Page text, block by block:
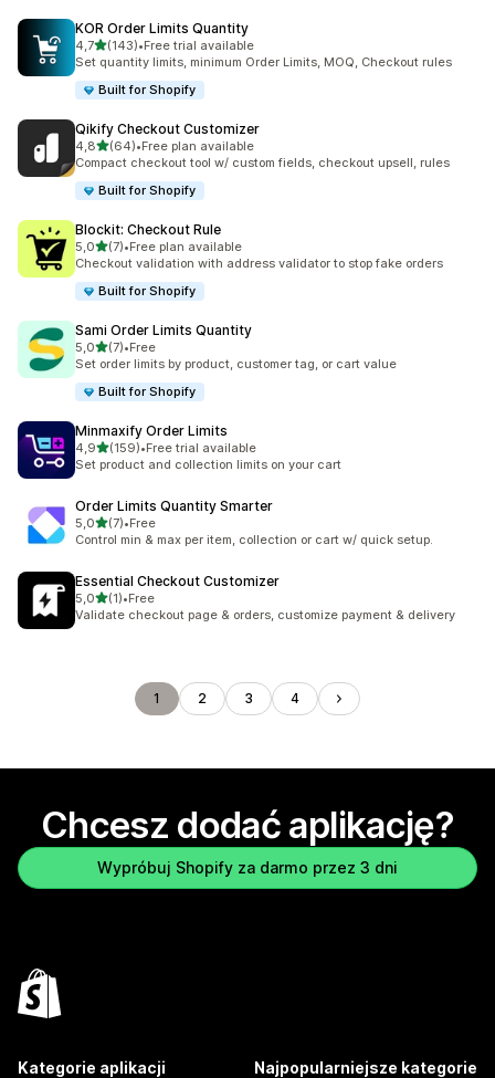
KOR Order Limits Quantity
4,7na 5 gwiazdek
(143)
Łączna liczba recenzji: 143
•Free trial available
Set quantity limits, minimum Order Limits, MOQ, Checkout rules
Built for Shopify
Qikify Checkout Customizer
4,8na 5 gwiazdek
(64)
Łączna liczba recenzji: 64
•Free plan available
Compact checkout tool w/ custom fields, checkout upsell, rules
Built for Shopify
Blockit: Checkout Rule
5,0na 5 gwiazdek
(7)
Łączna liczba recenzji: 7
•Free plan available
Checkout validation with address validator to stop fake orders
Built for Shopify
Sami Order Limits Quantity
5,0na 5 gwiazdek
(7)
Łączna liczba recenzji: 7
•Free
Set order limits by product, customer tag, or cart value
Built for Shopify
Minmaxify Order Limits
4,9na 5 gwiazdek
(159)
Łączna liczba recenzji: 159
•Free trial available
Set product and collection limits on your cart
Order Limits Quantity Smarter
5,0na 5 gwiazdek
(7)
Łączna liczba recenzji: 7
•Free
Control min & max per item, collection or cart w/ quick setup.
Essential Checkout Customizer
5,0na 5 gwiazdek
(1)
Łączna liczba recenzji: 1
•Free
Validate checkout page & orders, customize payment & delivery
1 2 3 4
Chcesz dodać aplikację?
Wypróbuj Shopify za darmo przez 3 dni
Kategorie aplikacji Najpopularniejsze kategorie